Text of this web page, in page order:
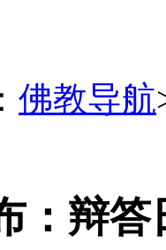
佛教导航
：辩